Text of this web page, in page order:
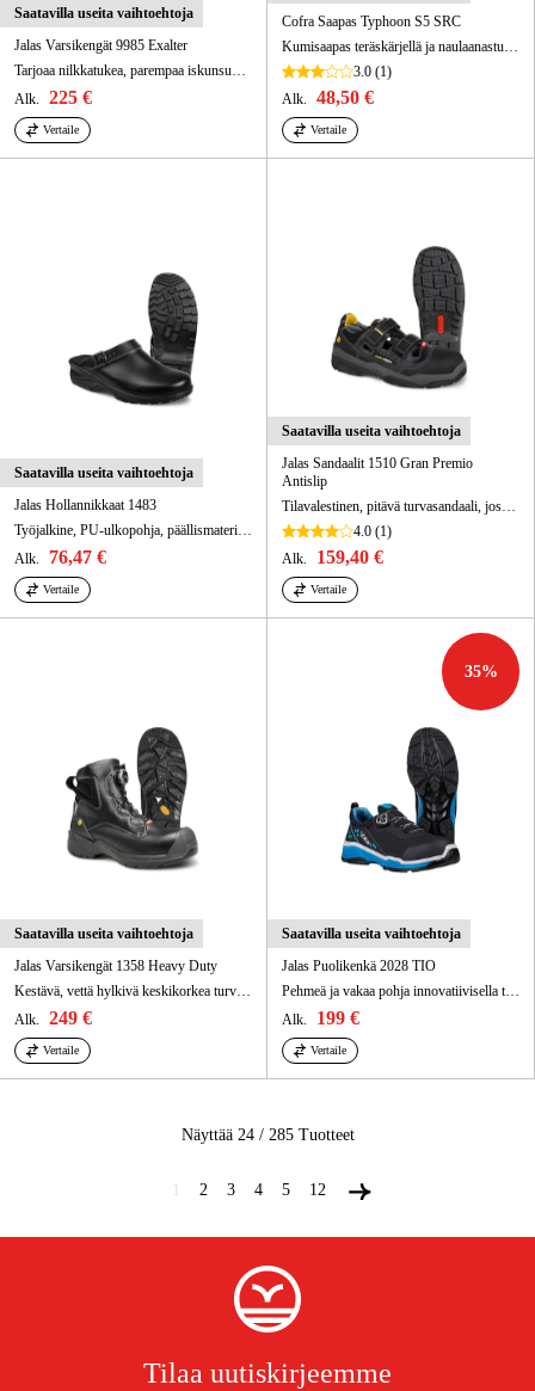
Saatavilla useita vaihtoehtoja
Jalas Varsikengät 9985 Exalter
Tarjoaa nilkkatukea, parempaa iskunsuojausta ja pitää jalat kuivina.
Alk.
225 €
Vertaile
Cofra Saapas Typhoon S5 SRC
Kumisaapas teräskärjellä ja naulaanastumissuojalla.
3.0 (1)
Alk.
48,50 €
Vertaile
Saatavilla useita vaihtoehtoja
Jalas Hollannikkaat 1483
Työjalkine, PU-ulkopohja, päällismateriaali PU-pintainen nahka
Alk.
76,47 €
Vertaile
Saatavilla useita vaihtoehtoja
Jalas Sandaalit 1510 Gran Premio
Antislip
Tilavalestinen, pitävä turvasandaali, jossa tarrakiinnitys. Suojausluokka S1.
4.0 (1)
Alk.
159,40 €
Vertaile
Saatavilla useita vaihtoehtoja
Jalas Varsikengät 1358 Heavy Duty
Alk.
249 €
Vertaile
35%
Saatavilla useita vaihtoehtoja
Jalas Puolikenkä 2028 TIO
Alk.
199 €
Vertaile
Näyttää 24 / 285 Tuotteet
2 3 4 5 12
Tilaa uutiskirjeemme